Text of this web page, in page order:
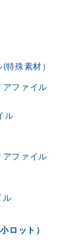
特殊素材）
ファイル
ル
アファイル
ル
ロット）